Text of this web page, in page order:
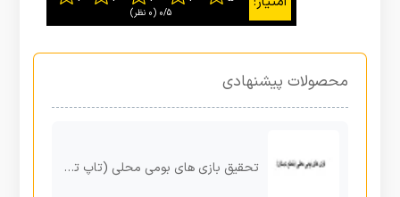
0/5 ‫(0 نظر)
محصولات پیشنهادی
تحقیق بازی های بومی محلی (تاپ تاپ خمیر )